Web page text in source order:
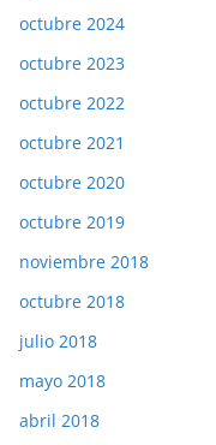
octubre 2024
octubre 2023
octubre 2022
octubre 2021
octubre 2020
octubre 2019
noviembre 2018
octubre 2018
julio 2018
mayo 2018
abril 2018